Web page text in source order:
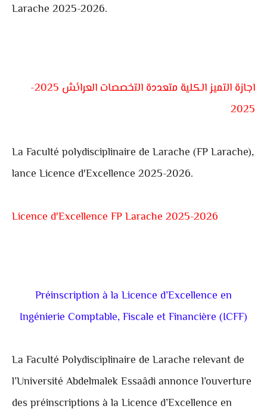
Larache 2025-2026.
اجازة التميز الكلية متعددة التخصصات العرائش 2025-
2025
La Faculté polydisciplinaire de Larache (FP Larache),
lance Licence d'Excellence 2025-2026.
Licence d'Excellence FP Larache 2025-2026
Préinscription à la Licence d’Excellence en
Ingénierie Comptable, Fiscale et Financière (ICFF)
La Faculté Polydisciplinaire de Larache relevant de
l’Université Abdelmalek Essaâdi annonce l’ouverture
des préinscriptions à la Licence d’Excellence en